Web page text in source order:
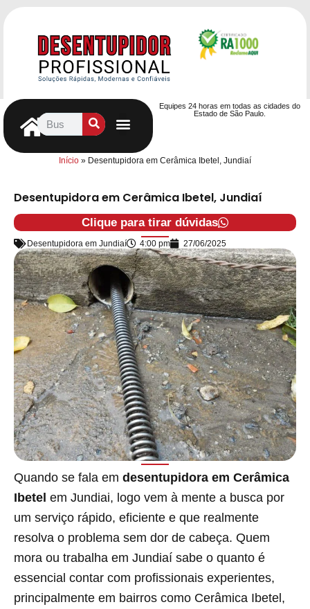
Equipes 24 horas em todas as cidades do
Estado de São Paulo.
Início » Desentupidora em Cerâmica Ibetel, Jundiaí
Desentupidora em Cerâmica Ibetel, Jundiaí
Clique para tirar dúvidas
Desentupidora em Jundiaí 4:00 pm 27/06/2025
Quando se fala em desentupidora em Cerâmica
Ibetel em Jundiai, logo vem à mente a busca por
um serviço rápido, eficiente e que realmente
resolva o problema sem dor de cabeça. Quem
mora ou trabalha em Jundiaí sabe o quanto é
essencial contar com profissionais experientes,
principalmente em bairros como Cerâmica Ibetel,